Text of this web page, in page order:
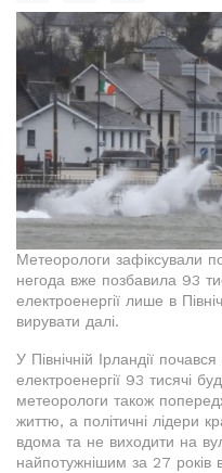
Метеорологи зафіксували
негода вже позбавила 93
електроенергії лише в
вирувати далі.
У Північній Ірландії
електроенергії 93 тисячі
метеорологи також
життю, а політичні лідери
вдома та не виходити на
найпотужнішим за 27 років